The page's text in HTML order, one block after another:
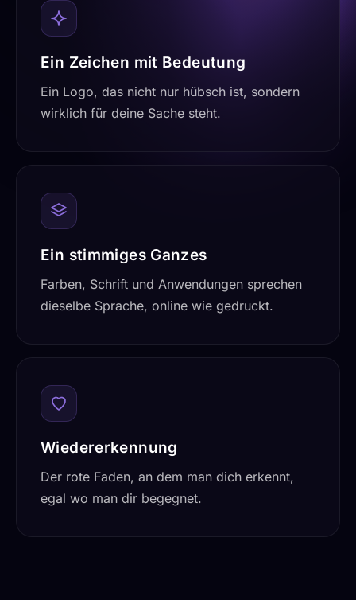
Ein Zeichen mit Bedeutung
Ein Logo, das nicht nur hübsch ist, sondern
wirklich für deine Sache steht.
Ein stimmiges Ganzes
Farben, Schrift und Anwendungen sprechen
dieselbe Sprache, online wie gedruckt.
Wiedererkennung
Der rote Faden, an dem man dich erkennt,
egal wo man dir begegnet.